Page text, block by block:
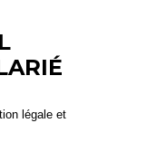
légale et